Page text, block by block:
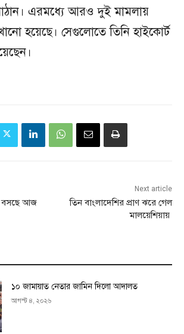
এরমধ্যে আরও দুই মামলায়
হয়েছে। সেগুলোতে তিনি হাইকোর্ট
বসছে আজ
Next article
তিন বাংলাদেশির প্রাণ ঝরে গেল
মালয়েশিয়ায়
১০ জামায়াত নেতার জামিন দিলো আদালত
আগস্ট ৪, ২০২৬